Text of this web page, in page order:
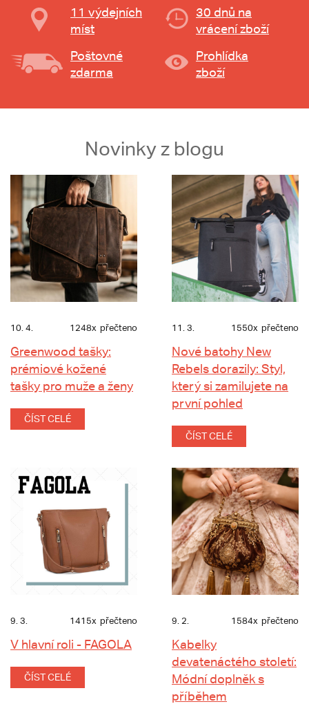
11 výdejních
míst
30 dnů na
vrácení zboží
Poštovné
zdarma
Prohlídka
zboží
Novinky z blogu
10. 4. 1248x přečteno
Greenwood tašky:
prémiové kožené
tašky pro muže a ženy
ČÍST CELÉ
11. 3. 1550x přečteno
Nové batohy New
Rebels dorazily: Styl,
který si zamilujete na
první pohled
ČÍST CELÉ
9. 3. 1415x přečteno
V hlavní roli - FAGOLA
ČÍST CELÉ
9. 2. 1584x přečteno
Kabelky
devatenáctého století:
Módní doplněk s
příběhem